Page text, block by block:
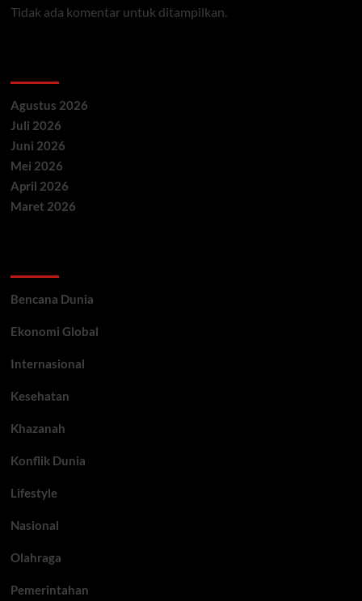
Tidak ada komentar untuk ditampilkan.
Agustus 2026
Juli 2026
Juni 2026
Mei 2026
April 2026
Maret 2026
Bencana Dunia
Ekonomi Global
Internasional
Kesehatan
Khazanah
Konflik Dunia
Lifestyle
Nasional
Olahraga
Pemerintahan